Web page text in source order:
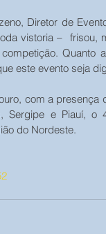
Diretor de
vistoria –  frisou,
Quanto
este evento seja
com a presença
Sergipe e Piauí,
do Nordeste.